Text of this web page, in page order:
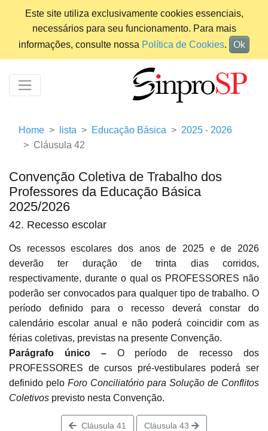
Este site utiliza exclusivamente cookies essenciais,
necessários para seu funcionamento. Para mais
informações, consulte nossa Política de Cookies. Ok
Home lista Educação Básica
2025 - 2026
Cláusula 42
Convenção Coletiva de Trabalho dos
Professores da Educação Básica
2025/2026
42. Recesso escolar
Os recessos escolares dos anos de 2025 e de 2026
deverão ter duração de trinta dias corridos,
respectivamente, durante o qual os PROFESSORES não
poderão ser convocados para qualquer tipo de trabalho. O
período definido para o recesso deverá constar do
calendário escolar anual e não poderá coincidir com as
férias coletivas, previstas na presente Convenção.
Parágrafo único–O período de recesso dos
PROFESSORES de cursos pré-vestibulares poderá ser
definido pelo Foro Conciliatório para Solução de Conflitos
Coletivos previsto nesta Convenção.
Cláusula 41 Cláusula 43